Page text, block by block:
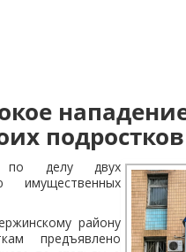
подростков
по делу двух
имущественных
району
предъявлено